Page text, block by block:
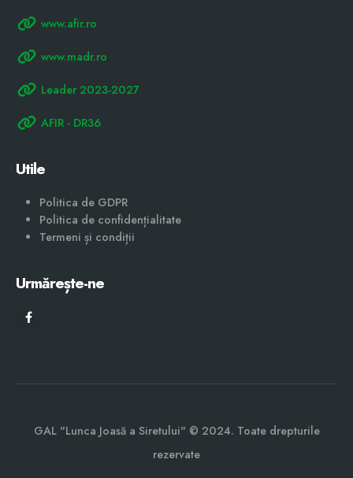
www.afir.ro
www.madr.ro
Leader 2023-2027
AFIR - DR36
Utile
Politica de GDPR
Politica de confidențialitate
Termeni și condiții
Urmărește-ne
GAL "Lunca Joasă a Siretului" © 2024. Toate drepturile
rezervate